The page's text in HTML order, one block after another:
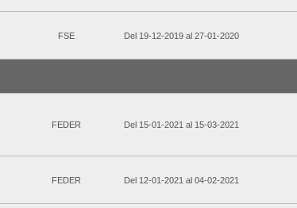
FSE Del 19-12-2019 al 27-01-2020
FEDER Del 15-01-2021 al 15-03-2021
FEDER Del 12-01-2021 al 04-02-2021